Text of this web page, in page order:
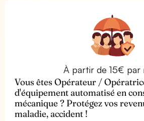
À partir de 15€ par
Vous êtes Opérateur /
d'équipement automatisé en
mécanique ? Protégez vos
maladie, accident !